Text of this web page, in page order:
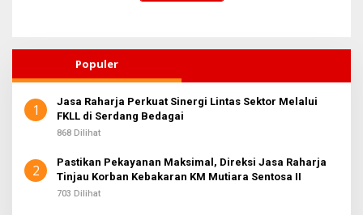
Populer
1
Jasa Raharja Perkuat Sinergi Lintas Sektor Melalui
FKLL di Serdang Bedagai
868 Dilihat
2
Pastikan Pekayanan Maksimal, Direksi Jasa Raharja
Tinjau Korban Kebakaran KM Mutiara Sentosa II
703 Dilihat